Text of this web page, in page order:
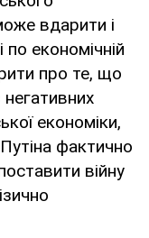
вдарити і
по економічній
про те, що
економіки,
фактично
війну